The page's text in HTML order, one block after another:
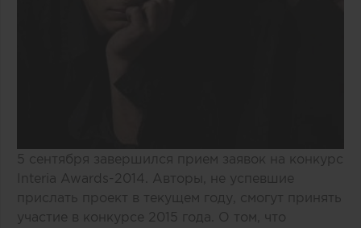
5 сентября завершился прием заявок на конкурс
Interia Awards-2014. Авторы, не успевшие
прислать проект в текущем году, смогут принять
участие в конкурсе 2015 года. О том, что